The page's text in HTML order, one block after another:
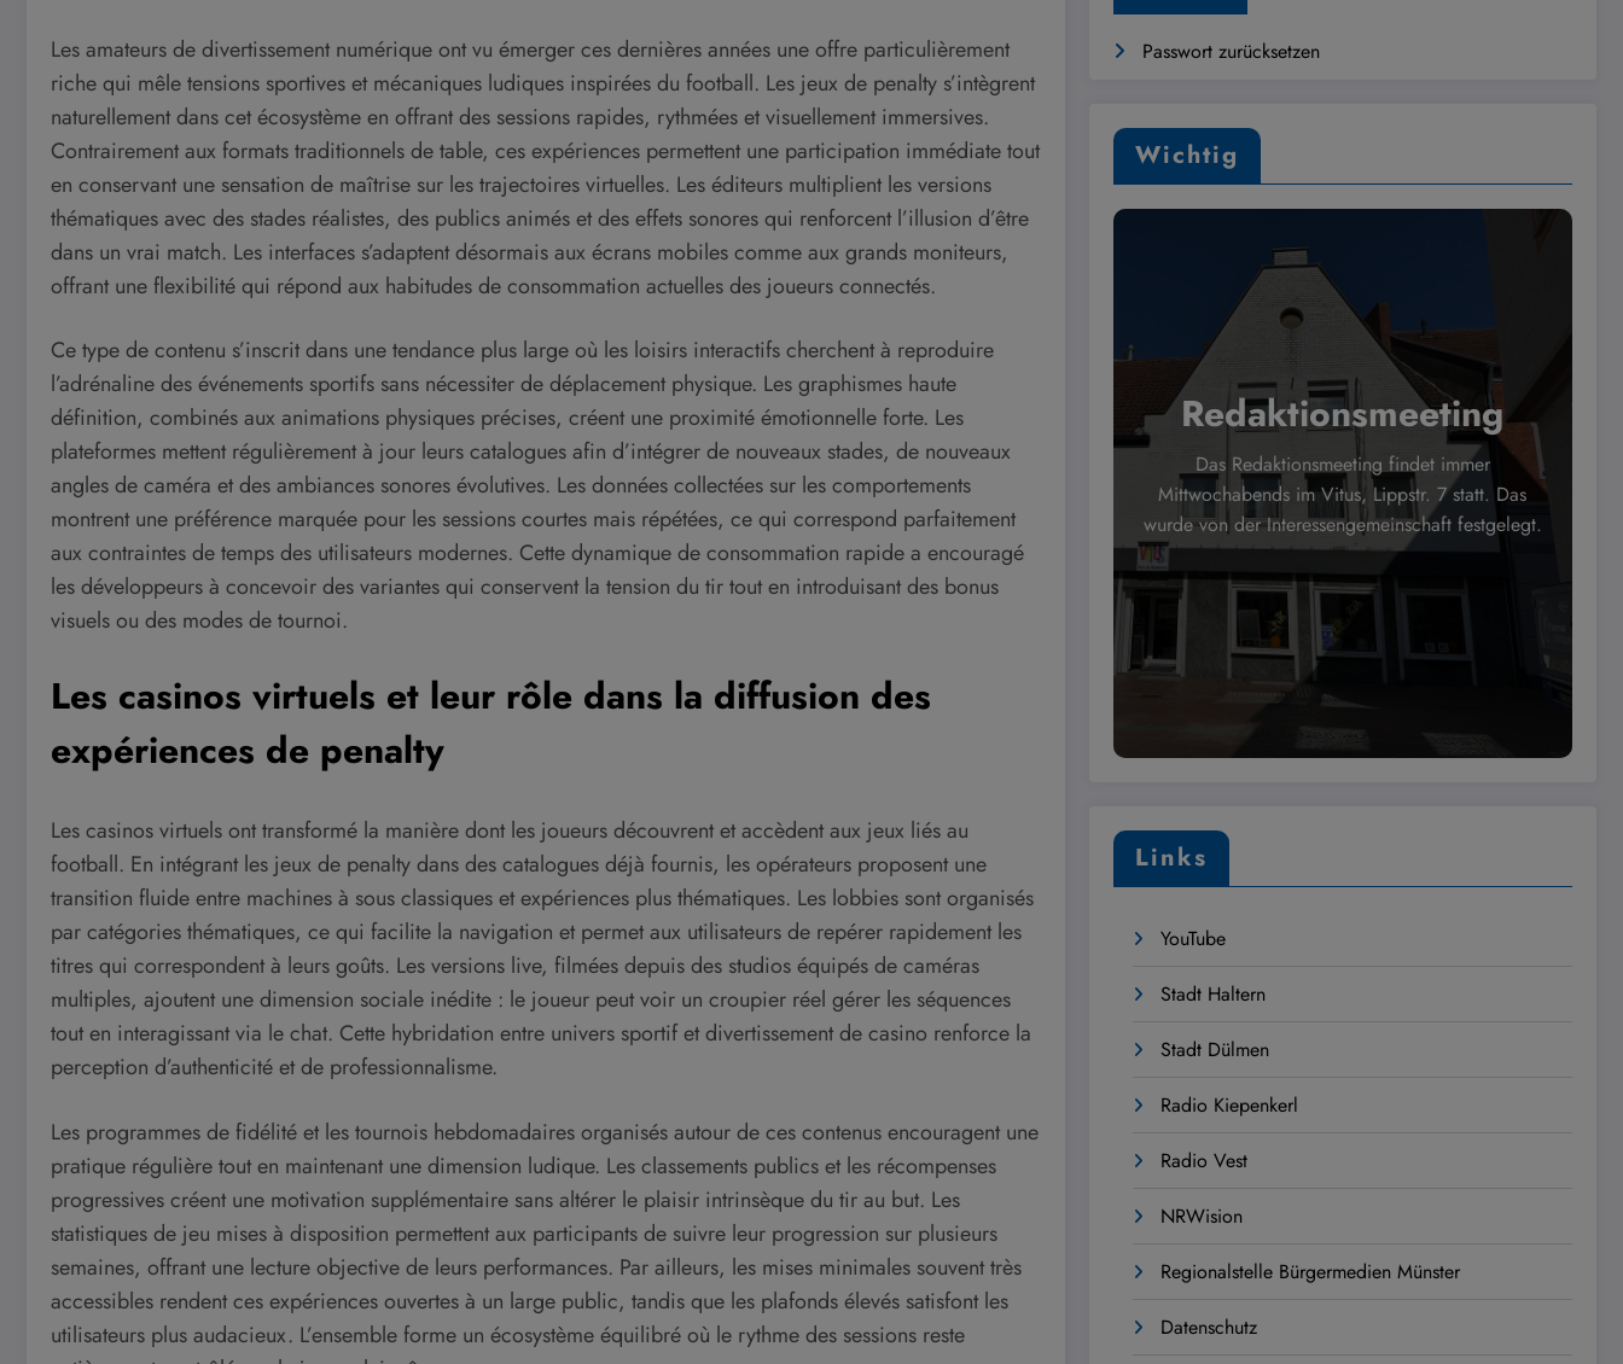
Les amateurs de divertissement numérique ont vu émerger ces dernières années une offre particulièrement
riche qui mêle tensions sportives et mécaniques ludiques inspirées du football. Les jeux de penalty s’intègrent
naturellement dans cet écosystème en offrant des sessions rapides, rythmées et visuellement immersives.
Contrairement aux formats traditionnels de table, ces expériences permettent une participation immédiate tout
en conservant une sensation de maîtrise sur les trajectoires virtuelles. Les éditeurs multiplient les versions
thématiques avec des stades réalistes, des publics animés et des effets sonores qui renforcent l’illusion d’être
dans un vrai match. Les interfaces s’adaptent désormais aux écrans mobiles comme aux grands moniteurs,
offrant une flexibilité qui répond aux habitudes de consommation actuelles des joueurs connectés.
Ce type de contenu s’inscrit dans une tendance plus large où les loisirs interactifs cherchent à reproduire
l’adrénaline des événements sportifs sans nécessiter de déplacement physique. Les graphismes haute
définition, combinés aux animations physiques précises, créent une proximité émotionnelle forte. Les
plateformes mettent régulièrement à jour leurs catalogues afin d’intégrer de nouveaux stades, de nouveaux
angles de caméra et des ambiances sonores évolutives. Les données collectées sur les comportements
montrent une préférence marquée pour les sessions courtes mais répétées, ce qui correspond parfaitement
aux contraintes de temps des utilisateurs modernes. Cette dynamique de consommation rapide a encouragé
les développeurs à concevoir des variantes qui conservent la tension du tir tout en introduisant des bonus
visuels ou des modes de tournoi.
Les casinos virtuels et leur rôle dans la diffusion des
expériences de penalty
Les casinos virtuels ont transformé la manière dont les joueurs découvrent et accèdent aux jeux liés au
football. En intégrant les jeux de penalty dans des catalogues déjà fournis, les opérateurs proposent une
transition fluide entre machines à sous classiques et expériences plus thématiques. Les lobbies sont organisés
par catégories thématiques, ce qui facilite la navigation et permet aux utilisateurs de repérer rapidement les
titres qui correspondent à leurs goûts. Les versions live, filmées depuis des studios équipés de caméras
multiples, ajoutent une dimension sociale inédite : le joueur peut voir un croupier réel gérer les séquences
tout en interagissant via le chat. Cette hybridation entre univers sportif et divertissement de casino renforce la
perception d’authenticité et de professionnalisme.
Les programmes de fidélité et les tournois hebdomadaires organisés autour de ces contenus encouragent une
pratique régulière tout en maintenant une dimension ludique. Les classements publics et les récompenses
progressives créent une motivation supplémentaire sans altérer le plaisir intrinsèque du tir au but. Les
statistiques de jeu mises à disposition permettent aux participants de suivre leur progression sur plusieurs
semaines, offrant une lecture objective de leurs performances. Par ailleurs, les mises minimales souvent très
accessibles rendent ces expériences ouvertes à un large public, tandis que les plafonds élevés satisfont les
utilisateurs plus audacieux. L’ensemble forme un écosystème équilibré où le rythme des sessions reste
Passwort zurücksetzen
Wichtig
Redaktionsmeeting
Das Redaktionsmeeting findet immer
Mittwochabends im Vitus, Lippstr. 7 statt. Das
wurde von der Interessengemeinschaft festgelegt.
Links
YouTube
Stadt Haltern
Stadt Dülmen
Radio Kiepenkerl
Radio Vest
NRWision
Regionalstelle Bürgermedien Münster
Datenschutz